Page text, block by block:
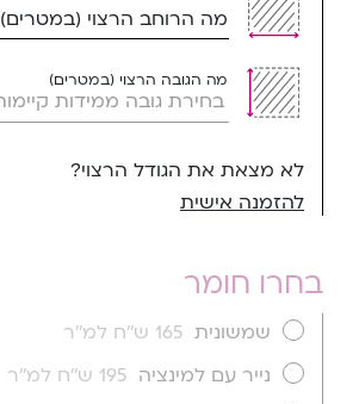
מה הרוחב הרצוי (במטרים)
מה הגובה הרצוי (במטרים)
לא מצאת את הגודל הרצוי?
להזמנה אישית
בחרו חומר
שמשונית 165 ש''ח למ''ר
נייר עם למינציה 195 ש''ח למ''ר